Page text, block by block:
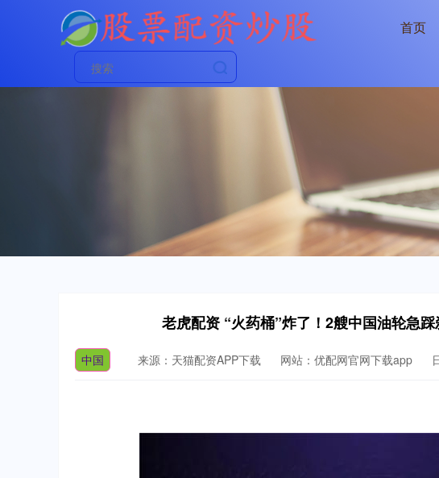
首页
老虎配资 “火药桶”炸了！2艘中国油轮急
中国 来源：天猫配资APP下载 网站：优配网官网下载app